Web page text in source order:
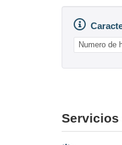
Numero de
Servicios